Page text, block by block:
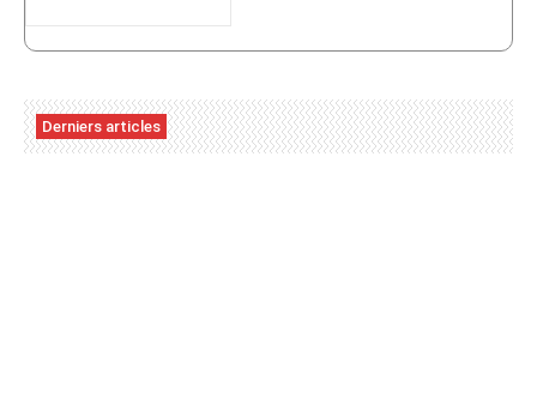
Derniers articles